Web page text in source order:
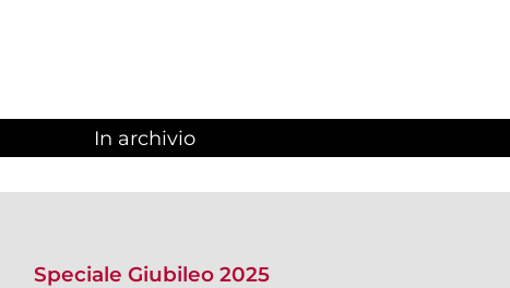
In archivio
Speciale Giubileo 2025